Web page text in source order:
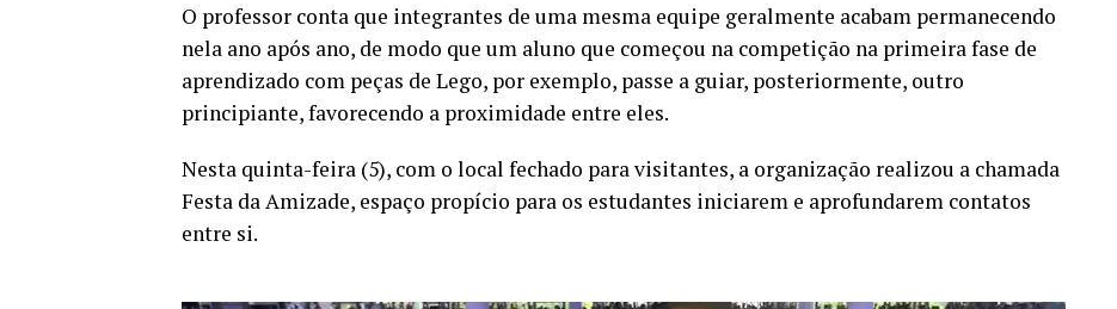
O professor conta que integrantes de uma mesma equipe geralmente acabam permanecendo
nela ano após ano, de modo que um aluno que começou na competição na primeira fase de
aprendizado com peças de Lego, por exemplo, passe a guiar, posteriormente, outro
principiante, favorecendo a proximidade entre eles.
Nesta quinta-feira (5), com o local fechado para visitantes, a organização realizou a chamada
Festa da Amizade, espaço propício para os estudantes iniciarem e aprofundarem contatos
entre si.